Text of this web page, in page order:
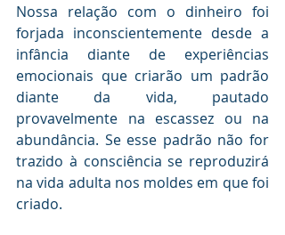
Nossa relação com o dinheiro foi
forjada inconscientemente desde a
infância diante de experiências
emocionais que criarão um padrão
diante da vida, pautado
provavelmente na escassez ou na
abundância. Se esse padrão não for
trazido à consciência se reproduzirá
na vida adulta nos moldes em que foi
criado.